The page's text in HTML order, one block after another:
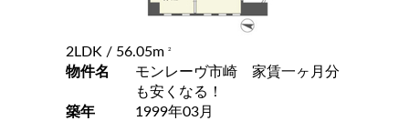
2LDK / 56.05m 2
物件名
モンレーヴ市崎 家賃一ヶ月分
も安くなる！
築年
1999年03月